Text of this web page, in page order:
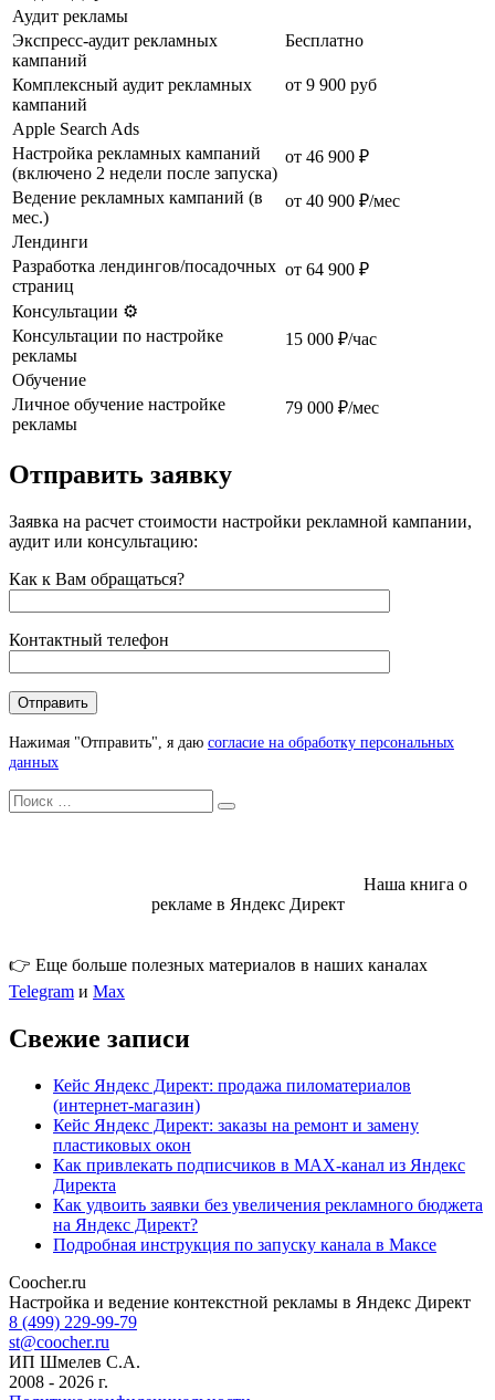
Аудит рекламы
Экспресс-аудит рекламных
кампаний
Бесплатно
Комплексный аудит рекламных
кампаний
от 9 900 руб
Apple Search Ads
Настройка рекламных кампаний
(включено 2 недели после запуска)
от 46 900 ₽
Ведение рекламных кампаний (в
мес.)
от 40 900 ₽/мес
Лендинги
Разработка лендингов/посадочных
страниц
от 64 900 ₽
Консультации ⚙️
Консультации по настройке
рекламы
15 000 ₽/час
Обучение
Личное обучение настройке
рекламы
79 000 ₽/мес
Отправить заявку
Заявка на расчет стоимости настройки рекламной кампании,
аудит или консультацию:
Как к Вам обращаться?
Контактный телефон
Нажимая "Отправить", я даю согласие на обработку персональных
данных
Искать
Search
Наша книга о
рекламе в Яндекс Директ
👉 Еще больше полезных материалов в наших каналах
Telegram и Max
Свежие записи
Кейс Яндекс Директ: продажа пиломатериалов
(интернет-магазин)
Кейс Яндекс Директ: заказы на ремонт и замену
пластиковых окон
Как привлекать подписчиков в MAX-канал из Яндекс
Директа
Как удвоить заявки без увеличения рекламного бюджета
на Яндекс Директ?
Подробная инструкция по запуску канала в Максе
Amphibious Theme by
Coocher.ru
Настройка и ведение контекстной рекламы в Яндекс Директ
8 (499) 229-99-79
st@coocher.ru
ИП Шмелев С.А.
2008 - 2026 г.